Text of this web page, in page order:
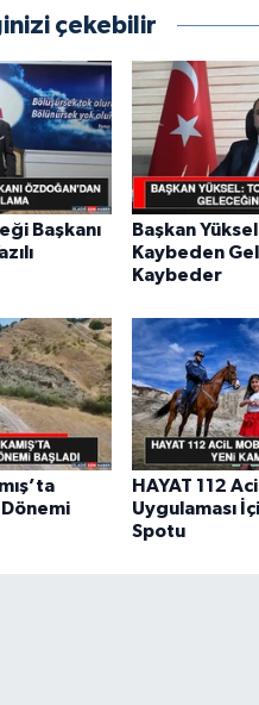
çekebilir
Başkanı
Başkan
Kaybeden
Kaybeder
HAYAT 112
Uygulaması
Spotu